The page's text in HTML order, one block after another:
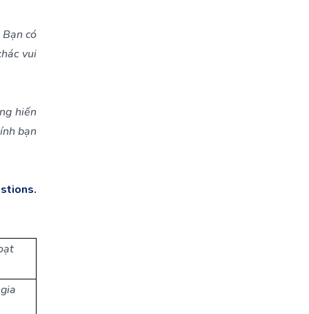
có
vui
hiến
bạn